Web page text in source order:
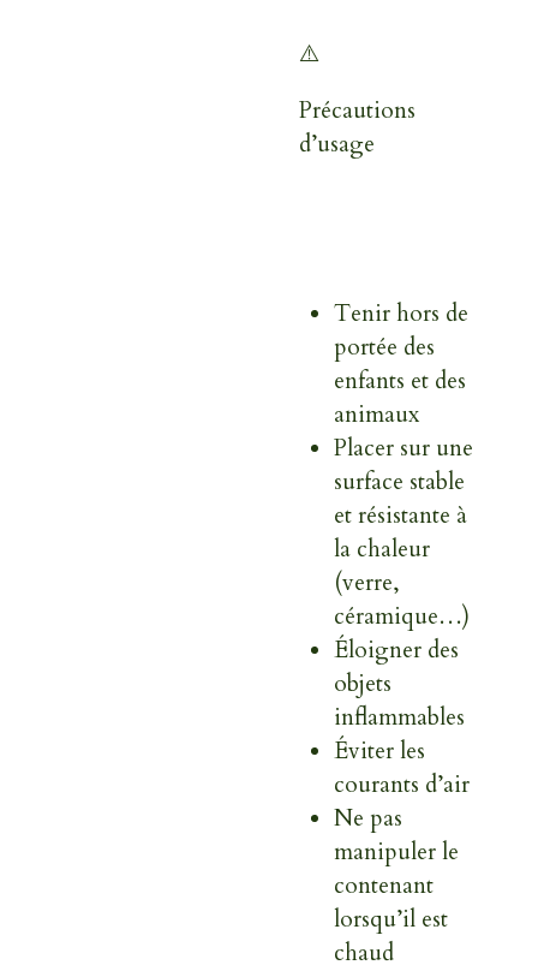
⚠️
Précautions
d’usage
Tenir hors de
portée des
enfants et des
animaux
Placer sur une
surface stable
et résistante à
la chaleur
(verre,
céramique…)
Éloigner des
objets
inflammables
Éviter les
courants d’air
Ne pas
manipuler le
contenant
lorsqu’il est
chaud